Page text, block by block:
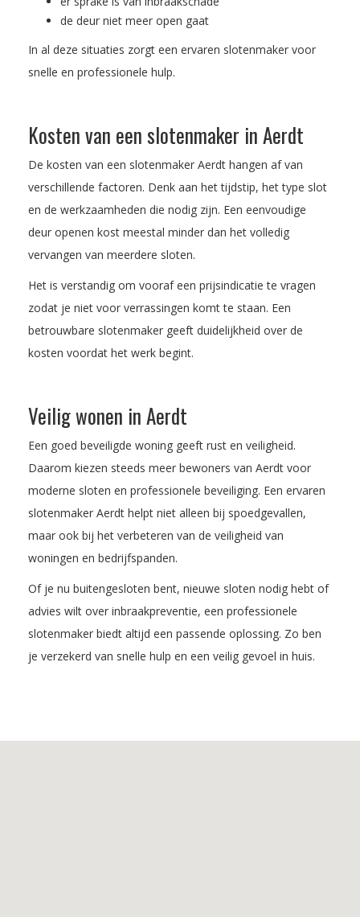
de deur niet meer open gaat
In al deze situaties zorgt een ervaren slotenmaker voor
snelle en professionele hulp.
Kosten van een slotenmaker in Aerdt
De kosten van een slotenmaker Aerdt hangen af van
verschillende factoren. Denk aan het tijdstip, het type slot
en de werkzaamheden die nodig zijn. Een eenvoudige
deur openen kost meestal minder dan het volledig
vervangen van meerdere sloten.
Het is verstandig om vooraf een prijsindicatie te vragen
zodat je niet voor verrassingen komt te staan. Een
betrouwbare slotenmaker geeft duidelijkheid over de
kosten voordat het werk begint.
Veilig wonen in Aerdt
Een goed beveiligde woning geeft rust en veiligheid.
Daarom kiezen steeds meer bewoners van Aerdt voor
moderne sloten en professionele beveiliging. Een ervaren
slotenmaker Aerdt helpt niet alleen bij spoedgevallen,
maar ook bij het verbeteren van de veiligheid van
woningen en bedrijfspanden.
Of je nu buitengesloten bent, nieuwe sloten nodig hebt of
advies wilt over inbraakpreventie, een professionele
slotenmaker biedt altijd een passende oplossing. Zo ben
je verzekerd van snelle hulp en een veilig gevoel in huis.